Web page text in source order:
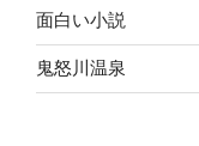
面白い小説
鬼怒川温泉